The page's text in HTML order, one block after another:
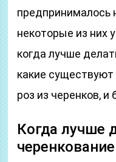
предпринималось
некоторые из них
когда лучше
какие
роз из черенков,
Когда лучше